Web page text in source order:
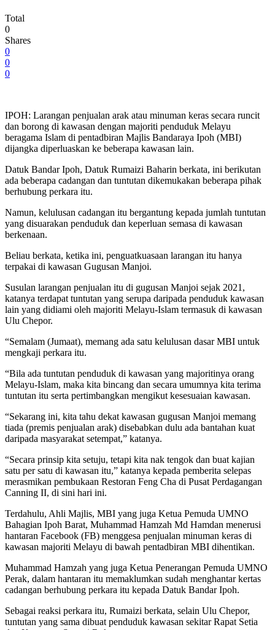
Total
0
Shares
0
0
0
IPOH: Larangan penjualan arak atau minuman keras secara runcit
dan borong di kawasan dengan majoriti penduduk Melayu
beragama Islam di pentadbiran Majlis Bandaraya Ipoh (MBI)
dijangka diperluaskan ke beberapa kawasan lain.
Datuk Bandar Ipoh, Datuk Rumaizi Baharin berkata, ini berikutan
ada beberapa cadangan dan tuntutan dikemukakan beberapa pihak
berhubung perkara itu.
Namun, kelulusan cadangan itu bergantung kepada jumlah tuntutan
yang disuarakan penduduk dan keperluan semasa di kawasan
berkenaan.
Beliau berkata, ketika ini, penguatkuasaan larangan itu hanya
terpakai di kawasan Gugusan Manjoi.
Susulan larangan penjualan itu di gugusan Manjoi sejak 2021,
katanya terdapat tuntutan yang serupa daripada penduduk kawasan
lain yang didiami oleh majoriti Melayu-Islam termasuk di kawasan
Ulu Chepor.
“Semalam (Jumaat), memang ada satu kelulusan dasar MBI untuk
mengkaji perkara itu.
“Bila ada tuntutan penduduk di kawasan yang majoritinya orang
Melayu-Islam, maka kita bincang dan secara umumnya kita terima
tuntutan itu serta pertimbangkan mengikut kesesuaian kawasan.
“Sekarang ini, kita tahu dekat kawasan gugusan Manjoi memang
tiada (premis penjualan arak) disebabkan dulu ada bantahan kuat
daripada masyarakat setempat,” katanya.
“Secara prinsip kita setuju, tetapi kita nak tengok dan buat kajian
satu per satu di kawasan itu,” katanya kepada pemberita selepas
merasmikan pembukaan Restoran Feng Cha di Pusat Perdagangan
Canning II, di sini hari ini.
Terdahulu, Ahli Majlis, MBI yang juga Ketua Pemuda UMNO
Bahagian Ipoh Barat, Muhammad Hamzah Md Hamdan menerusi
hantaran Facebook (FB) menggesa penjualan minuman keras di
kawasan majoriti Melayu di bawah pentadbiran MBI dihentikan.
Muhammad Hamzah yang juga Ketua Penerangan Pemuda UMNO
Perak, dalam hantaran itu memaklumkan sudah menghantar kertas
cadangan berhubung perkara itu kepada Datuk Bandar Ipoh.
Sebagai reaksi perkara itu, Rumaizi berkata, selain Ulu Chepor,
tuntutan yang sama dibuat penduduk kawasan sekitar Rapat Setia